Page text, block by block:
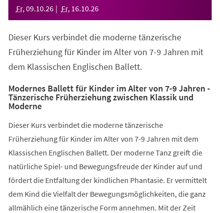
Fr, 09.10.26 Fr, 16.10.26
Dieser Kurs verbindet die moderne tänzerische
Früherziehung für Kinder im Alter von 7-9 Jahren mit
dem Klassischen Englischen Ballett.
Modernes Ballett für Kinder im Alter von 7-9 Jahren -
Tänzerische Früherziehung zwischen Klassik und
Moderne
Dieser Kurs verbindet die moderne tänzerische
Früherziehung für Kinder im Alter von 7-9 Jahren mit dem
Klassischen Englischen Ballett. Der moderne Tanz greift die
natürliche Spiel- und Bewegungsfreude der Kinder auf und
fördert die Entfaltung der kindlichen Phantasie. Er vermittelt
dem Kind die Vielfalt der Bewegungsmöglichkeiten, die ganz
allmählich eine tänzerische Form annehmen. Mit der Zeit